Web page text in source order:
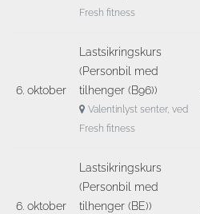
Fresh fitness
6. oktober
Lastsikringskurs
(Personbil med
tilhenger (B96))
Valentinlyst senter, ved
Fresh fitness
6. oktober
Lastsikringskurs
(Personbil med
tilhenger (BE))